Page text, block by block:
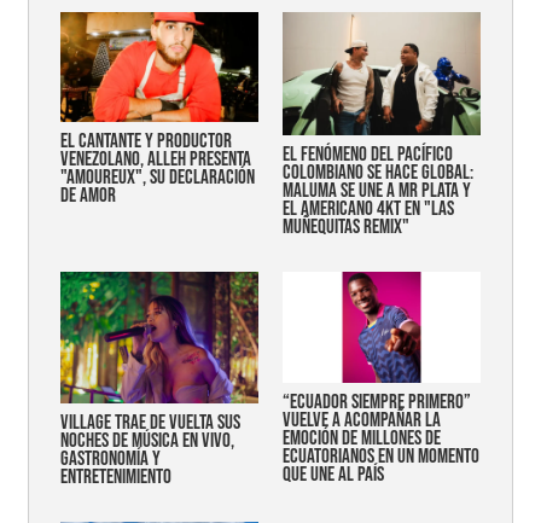
EL CANTANTE Y PRODUCTOR
VENEZOLANO, ALLEH PRESENTA
"AMOUREUX", SU DECLARACIÓN
DE AMOR
EL FENÓMENO DEL PACÍFICO
COLOMBIANO SE HACE GLOBAL:
MALUMA SE UNE A MR PLATA Y
EL AMERICANO 4KT EN "LAS
MUÑEQUITAS REMIX"
Village trae de vuelta sus
noches de música en vivo,
gastronomía y
entretenimiento
“Ecuador siempre primero”
vuelve a acompañar la
emoción de millones de
ecuatorianos en un momento
que une al país